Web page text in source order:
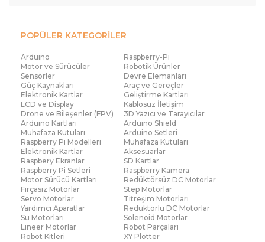
POPÜLER KATEGORİLER
Arduino
Raspberry-Pi
Motor ve Sürücüler
Robotik Ürünler
Sensörler
Devre Elemanları
Güç Kaynakları
Araç ve Gereçler
Elektronik Kartlar
Geliştirme Kartları
LCD ve Display
Kablosuz İletişim
Drone ve Bileşenler (FPV)
3D Yazıcı ve Tarayıcılar
Arduino Kartları
Arduino Shield
Muhafaza Kutuları
Arduino Setleri
Raspberry Pi Modelleri
Muhafaza Kutuları
Elektronik Kartlar
Aksesuarlar
Raspbery Ekranlar
SD Kartlar
Raspberry Pi Setleri
Raspberry Kamera
Motor Sürücü Kartları
Redüktörsüz DC Motorlar
Fırçasız Motorlar
Step Motorlar
Servo Motorlar
Titreşim Motorları
Yardımcı Aparatlar
Redüktörlü DC Motorlar
Su Motorları
Solenoid Motorlar
Lineer Motorlar
Robot Parçaları
Robot Kitleri
XY Plotter